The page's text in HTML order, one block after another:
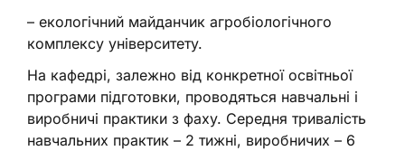
– екологічний майданчик агробіологічного
комплексу університету.
На кафедрі, залежно від конкретної освітньої
програми підготовки, проводяться навчальні і
виробничі практики з фаху. Середня тривалість
навчальних практик – 2 тижні, виробничих – 6